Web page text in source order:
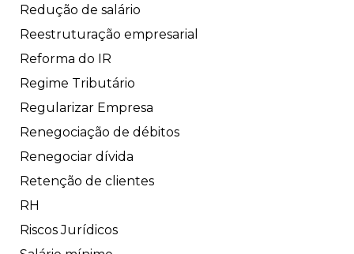
Redução de salário
Reestruturação empresarial
Reforma do IR
Regime Tributário
Regularizar Empresa
Renegociação de débitos
Renegociar dívida
Retenção de clientes
RH
Riscos Jurídicos